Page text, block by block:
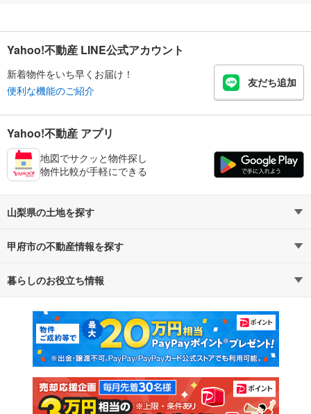
Yahoo!不動産 LINE公式アカウント
新着物件をいち早くお届け！
便利な機能のご紹介
友だち追加
Yahoo!不動産 アプリ
地図でサクッと物件探し
物件比較が手軽にできる
山梨県の土地を探す
路線・駅から探す
通勤・通学時間から探す
甲府市の不動産情報を探す
不動産・住宅
新築マンション 中古マンション
新築一戸建て 中古一戸建て
注文住宅 土地
暮らしのお役立ち情報
マンションカタログ 教えて！住まいの先生